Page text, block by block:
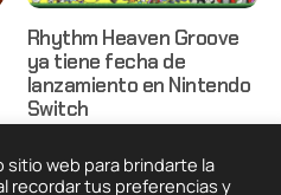
Rhythm Heaven Groove
ya tiene fecha de
lanzamiento en Nintendo
Switch
web para brindarte la
recordar tus preferencias y